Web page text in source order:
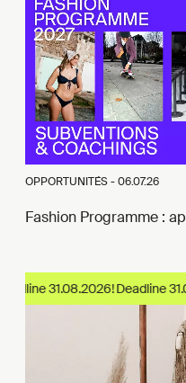
OPPORTUNITÉS -06.07.26
Fashion Programme :
31.08.2026!